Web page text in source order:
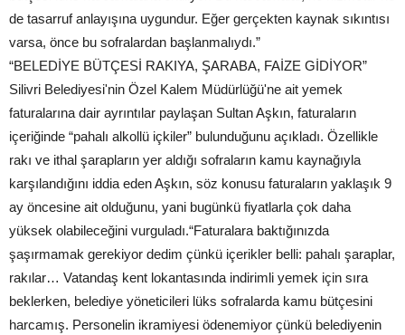
de tasarruf anlayışına uygundur. Eğer gerçekten kaynak sıkıntısı
varsa, önce bu sofralardan başlanmalıydı.”
“BELEDİYE BÜTÇESİ RAKIYA, ŞARABA, FAİZE GİDİYOR”
Silivri Belediyesi'nin Özel Kalem Müdürlüğü'ne ait yemek
faturalarına dair ayrıntılar paylaşan Sultan Aşkın, faturaların
içeriğinde “pahalı alkollü içkiler” bulunduğunu açıkladı. Özellikle
rakı ve ithal şarapların yer aldığı sofraların kamu kaynağıyla
karşılandığını iddia eden Aşkın, söz konusu faturaların yaklaşık 9
ay öncesine ait olduğunu, yani bugünkü fiyatlarla çok daha
yüksek olabileceğini vurguladı.“Faturalara baktığınızda
şaşırmamak gerekiyor dedim çünkü içerikler belli: pahalı şaraplar,
rakılar… Vatandaş kent lokantasında indirimli yemek için sıra
beklerken, belediye yöneticileri lüks sofralarda kamu bütçesini
harcamış. Personelin ikramiyesi ödenemiyor çünkü belediyenin